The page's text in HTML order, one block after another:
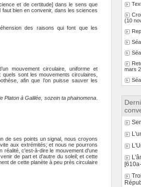
et de certitude] dans le sens que
faut bien en convenir, dans les sciences
des raisons qui font que les
mouvement circulaire, uniforme et
sont les mouvements circulaires,
afin que l’on puisse sauver les
Platon à Galilée, sozein ta phainomena
de ses points un signal, nous croyons
aux extrémités; et nous ne pourrons
réalité, c'est-à-dire le mouvement d'une
de part et d'autre du soleil; et cette
de cette planète à peu près circulaire
(10
mars